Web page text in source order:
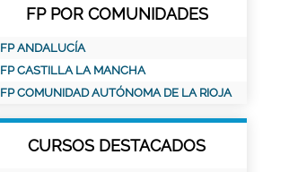
FP POR COMUNIDADES
FP ANDALUCÍA
FP CASTILLA LA MANCHA
FP COMUNIDAD AUTÓNOMA DE LA RIOJA
CURSOS DESTACADOS